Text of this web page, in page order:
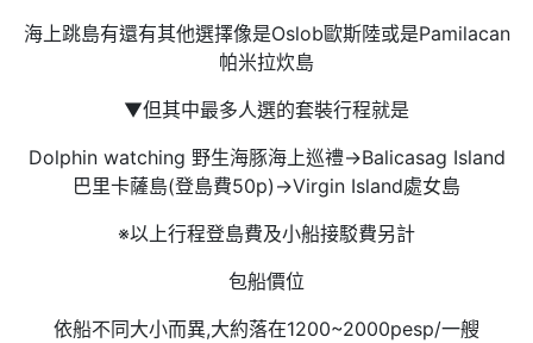
海上跳島有還有其他選擇像是Oslob歐斯陸或是Pamilacan
帕米拉炊島
▼但其中最多人選的套裝行程就是
Dolphin watching 野生海豚海上巡禮→Balicasag Island
巴里卡薩島(登島費50p)→Virgin Island處女島
※以上行程登島費及小船接駁費另計
​包船價位
依船不同大小而異,大約落在1200~2000pesp/一艘